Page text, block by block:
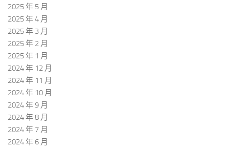
2025 年 5 月
2025 年 4 月
2025 年 3 月
2025 年 2 月
2025 年 1 月
2024 年 12 月
2024 年 11 月
2024 年 10 月
2024 年 9 月
2024 年 8 月
2024 年 7 月
2024 年 6 月